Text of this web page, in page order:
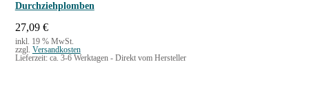
s
a
r
:
2
4
Durchziehplomben
27,09 €
inkl. 19 % MwSt.
zzgl. Versandkosten
Lieferzeit: ca. 3-6 Werktagen - Direkt vom Hersteller